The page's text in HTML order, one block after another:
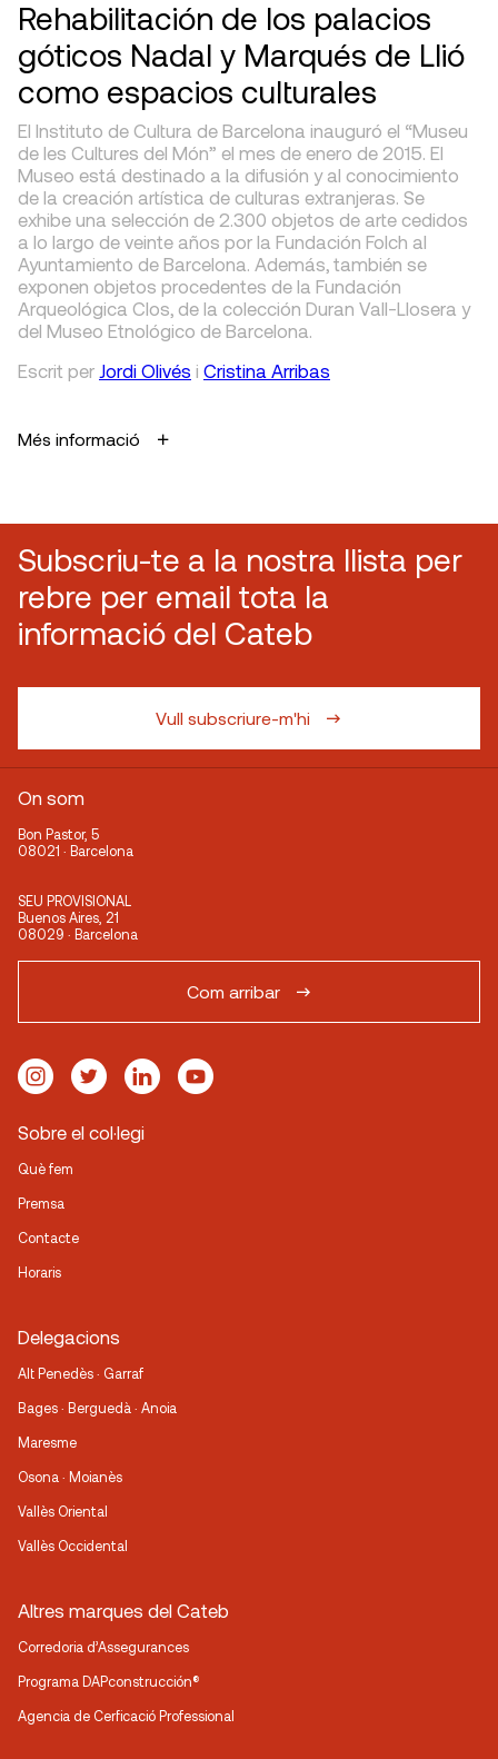
Rehabilitación de los palacios
góticos Nadal y Marqués de Llió
como espacios culturales
El Instituto de Cultura de Barcelona inauguró el “Museu
de les Cultures del Món” el mes de enero de 2015. El
Museo está destinado a la difusión y al conocimiento
de la creación artística de culturas extranjeras. Se
exhibe una selección de 2.300 objetos de arte cedidos
a lo largo de veinte años por la Fundación Folch al
Ayuntamiento de Barcelona. Además, también se
exponen objetos procedentes de la Fundación
Arqueológica Clos, de la colección Duran Vall-Llosera y
del Museo Etnológico de Barcelona.
Escrit per Jordi Olivés i Cristina Arribas
Més informació
Subscriu-te a la nostra llista per
rebre per email tota la
informació del Cateb
Vull subscriure-m'hi
On som
Bon Pastor, 5
08021 · Barcelona
SEU PROVISIONAL
Buenos Aires, 21
08029 · Barcelona
Com arribar
Sobre el col·legi
Què fem
Premsa
Contacte
Horaris
Delegacions
Alt Penedès · Garraf
Bages · Berguedà · Anoia
Maresme
Osona · Moianès
Vallès Oriental
Vallès Occidental
Altres marques del Cateb
Corredoria d’Assegurances
Programa DAPconstrucción®
Agencia de Cerficació Professional